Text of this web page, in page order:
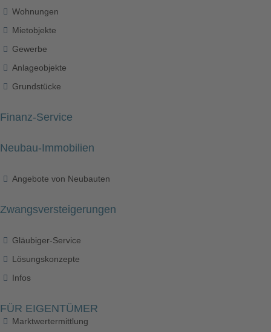
Wohnungen
Mietobjekte
Gewerbe
Anlageobjekte
Grundstücke
Finanz-Service
Neubau-Immobilien
Angebote von Neubauten
Zwangsversteigerungen
Gläubiger-Service
Lösungskonzepte
Infos
FÜR EIGENTÜMER
Marktwertermittlung